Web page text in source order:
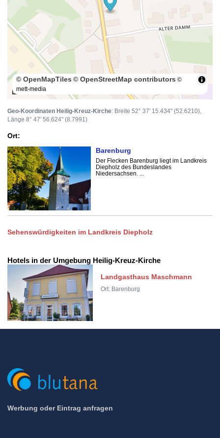
100 m
© OpenMapTiles © OpenStreetMap contributors ©
mett-media
Geo-Koordinaten Heilig-Kreuz-Kirche: Breite 52° 37' 15.434" (52.6210),
Länge 8° 47' 56.624" (8.7991)
Ort:
Barenburg
Der Flecken Barenburg liegt im Landkreis
Diepholz des Bundeslandes
Niedersachsen. ...
Sehenswürdigkeiten im Landkreis Diepholz
Hotels in der Umgebung Heilig-Kreuz-Kirche
Landgasthaus Maschmann
Ort: Barenburg
Werbung oder Eintrag anfragen